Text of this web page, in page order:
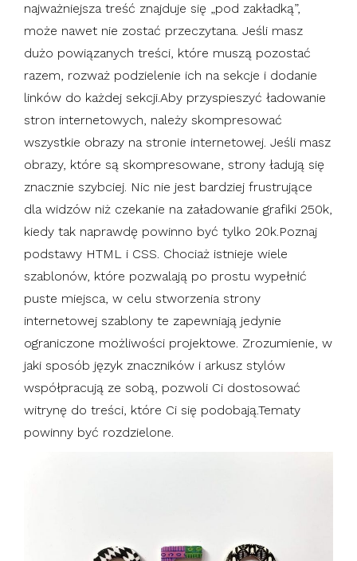
najważniejsza treść znajduje się „pod zakładką”,
może nawet nie zostać przeczytana. Jeśli masz
dużo powiązanych treści, które muszą pozostać
razem, rozważ podzielenie ich na sekcje i dodanie
linków do każdej sekcji.Aby przyspieszyć ładowanie
stron internetowych, należy skompresować
wszystkie obrazy na stronie internetowej. Jeśli masz
obrazy, które są skompresowane, strony ładują się
znacznie szybciej. Nic nie jest bardziej frustrujące
dla widzów niż czekanie na załadowanie grafiki 250k,
kiedy tak naprawdę powinno być tylko 20k.Poznaj
podstawy HTML i CSS. Chociaż istnieje wiele
szablonów, które pozwalają po prostu wypełnić
puste miejsca, w celu stworzenia strony
internetowej szablony te zapewniają jedynie
ograniczone możliwości projektowe. Zrozumienie, w
jaki sposób język znaczników i arkusz stylów
współpracują ze sobą, pozwoli Ci dostosować
witrynę do treści, które Ci się podobają.Tematy
powinny być rozdzielone.